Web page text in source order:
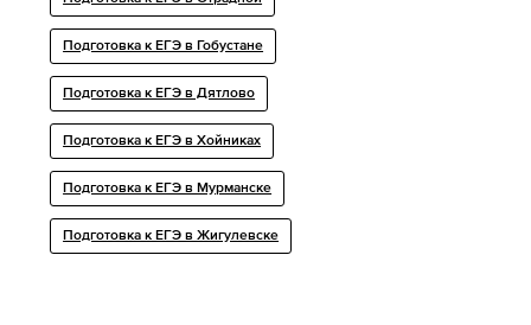
Подготовка к ЕГЭ в Гобустане
Подготовка к ЕГЭ в Дятлово
Подготовка к ЕГЭ в Хойниках
Подготовка к ЕГЭ в Мурманске
Подготовка к ЕГЭ в Жигулевске